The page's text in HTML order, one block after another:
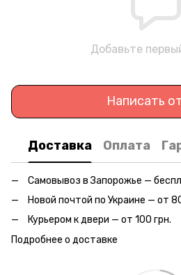
Добавьте
Написать
Доставка Оплата
Самовывоз в Запорожье —
Новой почтой по Украине — от
Курьером к двери — от 100 грн.
Подробнее о доставке